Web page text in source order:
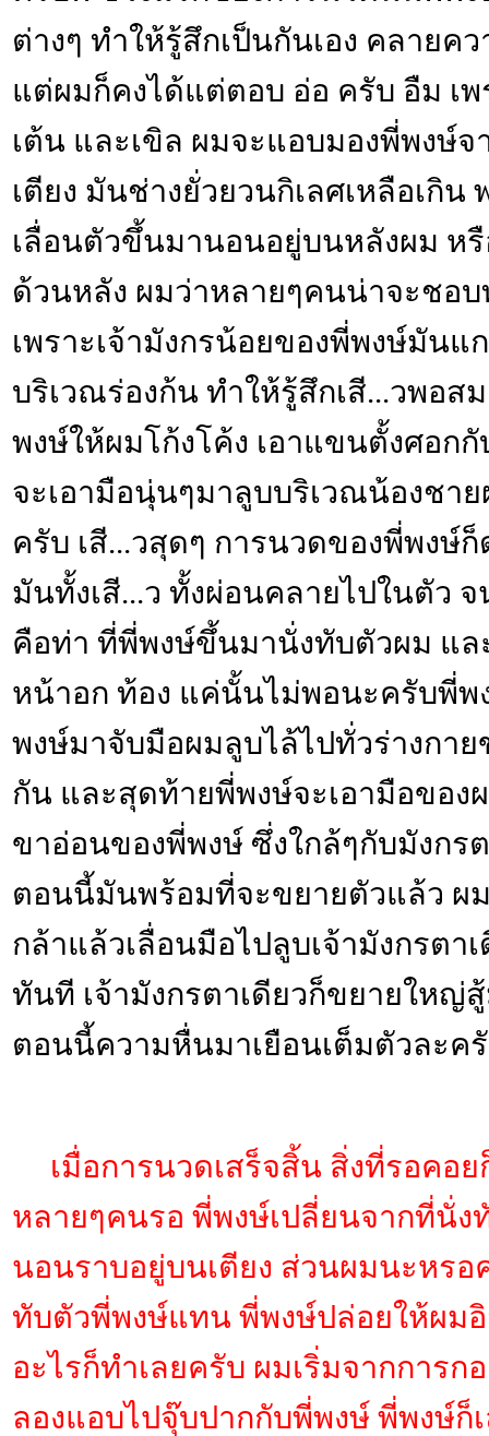
ต่างๆ ทำให้รู้สึกเป็นกันเอง คลายคว
แต่ผมก็คงได้แต่ตอบ อ่อ ครับ อืม เ
เต้น และเขิล ผมจะแอบมองพี่พงษ์จ
เตียง มันช่างยั่วยวนกิเลศเหลือเกิน
เลื่อนตัวขึ้นมานอนอยู่บนหลังผม หรื
ด้วนหลัง ผมว่าหลายๆคนน่าจะชอบ
เพราะเจ้ามังกรน้อยของพี่พงษ์มันแ
บริเวณร่องก้น ทำให้รู้สึกเสี...วพอส
พงษ์ให้ผมโก้งโค้ง เอาแขนตั้งศอก
จะเอามือนุ่นๆมาลูบบริเวณน้องชา
ครับ เสี...วสุดๆ การนวดของพี่พงษ์ก็
มันทั้งเสี...ว ทั้งผ่อนคลายไปในตัว
คือท่า ที่พี่พงษ์ขึ้นมานั่งทับตัวผม แล
หน้าอก ท้อง แค่นั้นไม่พอนะครับพี่พ
พงษ์มาจับมือผมลูบไล้ไปทั่วร่างกา
กัน และสุดท้ายพี่พงษ์จะเอามือของ
ขาอ่อนของพี่พงษ์ ซึ่งใกล้ๆกับมังกร
ตอนนี้มันพร้อมที่จะขยายตัวแล้ว ผ
กล้าแล้วเลื่อนมือไปลูบเจ้ามังกรตา
ทันที เจ้ามังกรตาเดียวก็ขยายให
ตอนนี้ความหื่นมาเยือนเต็มตัวละค
เมื่อการนวดเสร็จสิ้น สิ่งที่รอคอย
หลายๆคนรอ พี่พงษ์เปลี่ยนจากที่นั่ง
นอนราบอยู่บนเตียง ส่วนผมนะหร
ทับตัวพี่พงษ์แทน พี่พงษ์ปล่อยให้ผม
อะไรก็ทำเลยครับ ผมเริ่มจากการ
ลองแอบไปจุ๊บปากกับพี่พงษ์ พี่พงษ์ก็